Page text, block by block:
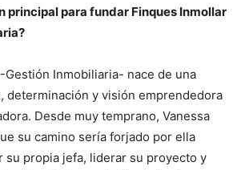
principal para fundar Finques Inmollar
Gestión Inmobiliaria- nace de una
determinación y visión emprendedora
Desde muy temprano, Vanessa
su camino sería forjado por ella
su propia jefa, liderar su proyecto y